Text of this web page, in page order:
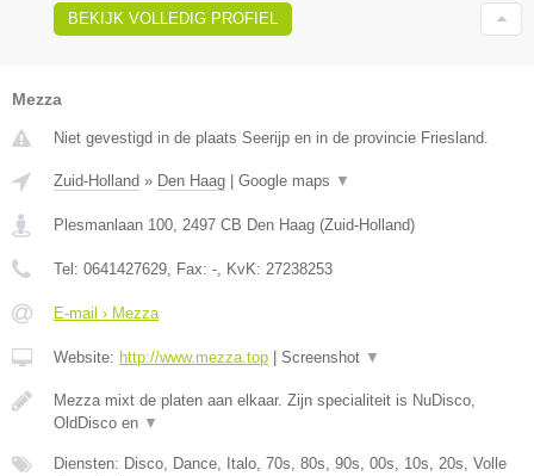
BEKIJK VOLLEDIG PROFIEL
Mezza
Niet gevestigd in de plaats Seerijp en in de provincie Friesland.
Zuid-Holland » Den Haag Google maps ▼
Plesmanlaan 100, 2497 CB Den Haag (Zuid-Holland)
Tel: 0641427629, Fax: -, KvK: 27238253
E-mail › Mezza
Website: http://www.mezza.top Screenshot ▼
Mezza mixt de platen aan elkaar. Zijn specialiteit is NuDisco,
OldDisco en ▼
Diensten: Disco, Dance, Italo, 70s, 80s, 90s, 00s, 10s, 20s, Volle